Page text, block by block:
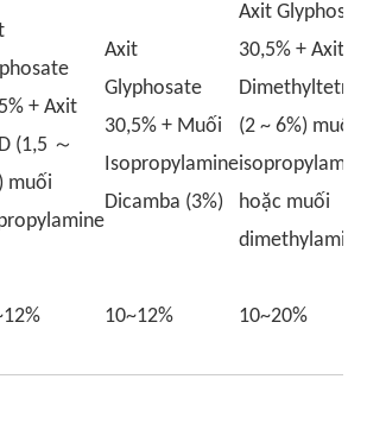
+ Axit
(1,5 ～
muối
Axit
Glyphosate
30,5% + Muối
Isopropylamine
Dicamba (3%)
Axit
30,5% + Axit
(2 ~ 6%) muối
hoặc muối
dimethylamine
10~12% 10~20%